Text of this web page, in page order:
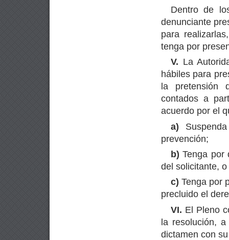
Dentro de
denunciante
para
tenga por
V. La
hábiles para
la pretensión
contados a
acuerdo por el
a)
prevención;
b)Tenga por
del solicitante, o
c) Tenga por
precluido el
VI. El Pleno
la resolución,
dictamen con